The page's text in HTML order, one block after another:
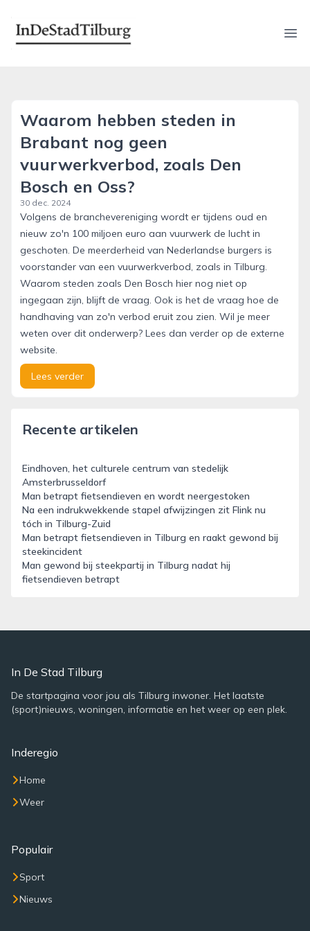
indestadtilburg.nl
Waarom hebben steden in
Brabant nog geen
vuurwerkverbod, zoals Den
Bosch en Oss?
30 dec. 2024
Volgens de branchevereniging wordt er tijdens oud en
nieuw zo'n 100 miljoen euro aan vuurwerk de lucht in
geschoten. De meerderheid van Nederlandse burgers is
voorstander van een vuurwerkverbod, zoals in Tilburg.
Waarom steden zoals Den Bosch hier nog niet op
ingegaan zijn, blijft de vraag. Ook is het de vraag hoe de
handhaving van zo'n verbod eruit zou zien. Wil je meer
weten over dit onderwerp? Lees dan verder op de externe
website.
Lees verder
Recente artikelen
Eindhoven, het culturele centrum van stedelijk
Amsterbrusseldorf
Man betrapt fietsendieven en wordt neergestoken
Na een indrukwekkende stapel afwijzingen zit Flink nu
tóch in Tilburg-Zuid
Man betrapt fietsendieven in Tilburg en raakt gewond bij
steekincident
Man gewond bij steekpartij in Tilburg nadat hij
fietsendieven betrapt
In De Stad Tilburg
De startpagina voor jou als Tilburg inwoner. Het laatste
(sport)nieuws, woningen, informatie en het weer op een plek.
Inderegio
Home
Weer
Populair
Sport
Nieuws